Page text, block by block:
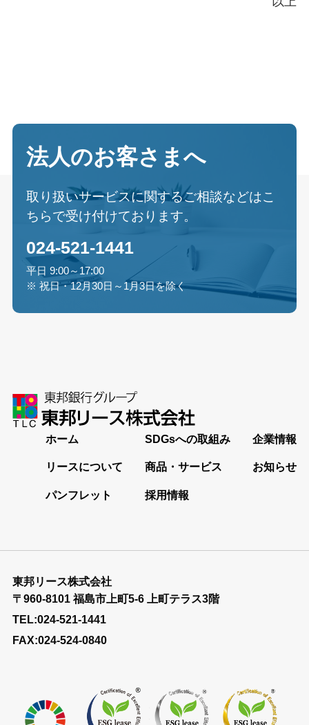
法人のお客さまへ
取り扱いサービスに関するご相談などはこ
ちらで受け付けております。
024-521-1441
平日 9:00～17:00
※ 祝日・12月30日～1月3日を除く
ホーム SDGsへの取組み 企業情報
リースについて 商品・サービス お知らせ
パンフレット 採用情報
東邦リース株式会社
〒960-8101 福島市上町5-6 上町テラス3階
TEL:024-521-1441
FAX:024-524-0840